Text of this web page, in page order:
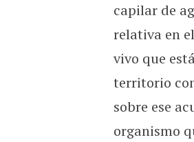
capilar de
relativa en
vivo que
territorio
sobre ese
organismo